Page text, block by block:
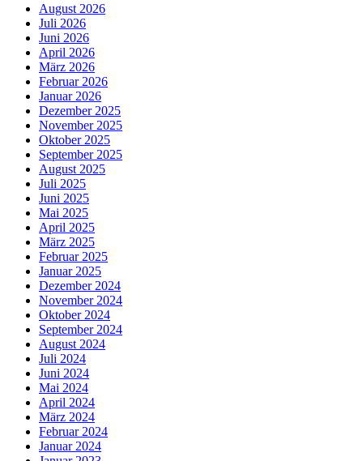
August 2026
Juli 2026
Juni 2026
April 2026
März 2026
Februar 2026
Januar 2026
Dezember 2025
November 2025
Oktober 2025
September 2025
August 2025
Juli 2025
Juni 2025
Mai 2025
April 2025
März 2025
Februar 2025
Januar 2025
Dezember 2024
November 2024
Oktober 2024
September 2024
August 2024
Juli 2024
Juni 2024
Mai 2024
April 2024
März 2024
Februar 2024
Januar 2024